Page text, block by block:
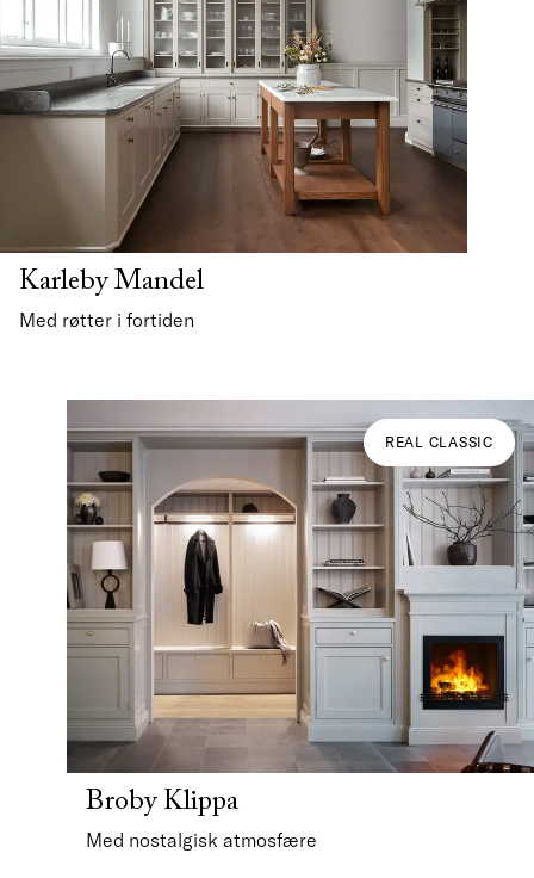
Karleby Mandel
Med røtter i fortiden
REAL CLASSIC
Broby Klippa
Med nostalgisk atmosfære